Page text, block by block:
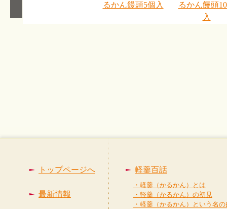
るかん饅頭5個入
るかん饅頭
入
トップページへ
最新情報
軽羹百話
・軽羹（かるかん）とは
・軽羹（かるかん）の初見
・軽羹（かるかん）という名の